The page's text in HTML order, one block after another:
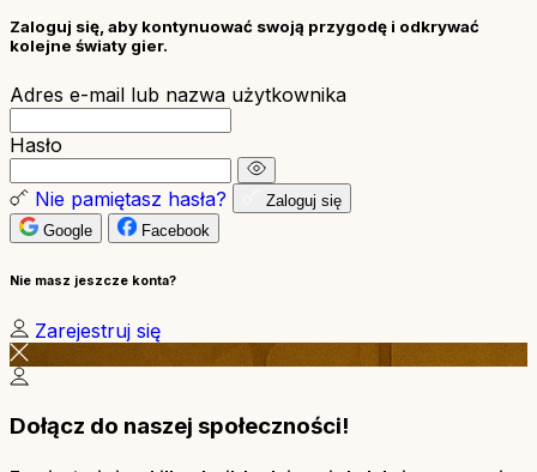
Zaloguj się, aby kontynuować swoją przygodę i odkrywać
kolejne światy gier.
Adres e-mail lub nazwa użytkownika
Hasło
Nie pamiętasz hasła?
Zaloguj się
Google
Facebook
Nie masz jeszcze konta?
Zarejestruj się
Dołącz do naszej społeczności!